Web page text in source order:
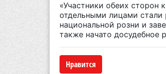
«Участники обеих сторон
отдельными лицами стали
национальной розни и
также начато досудебное
Нравится